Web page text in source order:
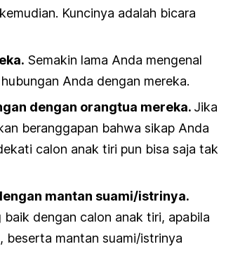
Kuncinya adalah bicara
Semakin lama Anda mengenal
Anda dengan mereka.
dengan orangtua mereka. Jika
beranggapan bahwa sikap Anda
calon anak tiri pun bisa saja tak
mantan suami/istrinya.
dengan calon anak tiri, apabila
beserta mantan suami/istrinya